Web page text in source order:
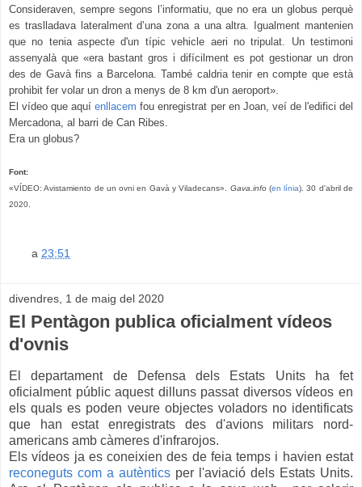
Consideraven, sempre segons l’informatiu, que no era un globus perquè
es traslladava lateralment d’una zona a una altra. Igualment mantenien
que no tenia aspecte d'un típicvehicle aeri no tripulat . Un testimoni
assenyalà que «era bastant gros i difícilment es pot gestionar un dron
des de Gavà fins a Barcelona. També caldria tenir en compte que està
prohibit fer volar un dron a menys de 8 km d'un aeroport».
El vídeo que aquíenllacem fou enregistrat per en Joan, veí de l'edifici del
Mercadona, al barri de Can Ribes.
Era un globus?
Font:
«VÍDEO: Avistamiento de un ovni en Gavà y Viladecans». Gava.info(en línia). 30 d'abril de
2020.
a 23:51
divendres, 1 de maig del 2020
El Pentàgon publica oficialment vídeos
d'ovnis
El departament de Defensa dels Estats Units ha fet
oficialment públic aquest dilluns passat diversos vídeos en
els quals es poden veure objectes voladors no identificats
que han estat enregistrats des d'avions militars nord-
americans amb càmeres d'infrarojos.
Els vídeos ja es coneixien des de feia temps i havien estat
reconeguts com a autèntics per l'aviació dels Estats Units.